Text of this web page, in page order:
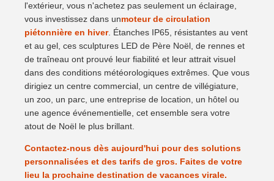
l'extérieur, vous n'achetez pas seulement un éclairage,
vous investissez dans unmoteur de circulation
piétonnière en hiver. Étanches IP65, résistantes au vent
et au gel, ces sculptures LED de Père Noël, de rennes et
de traîneau ont prouvé leur fiabilité et leur attrait visuel
dans des conditions météorologiques extrêmes. Que vous
dirigiez un centre commercial, un centre de villégiature,
un zoo, un parc, une entreprise de location, un hôtel ou
une agence événementielle, cet ensemble sera votre
atout de Noël le plus brillant.
Contactez-nous dès aujourd'hui pour des solutions
personnalisées et des tarifs de gros. Faites de votre
lieu la prochaine destination de vacances virale.